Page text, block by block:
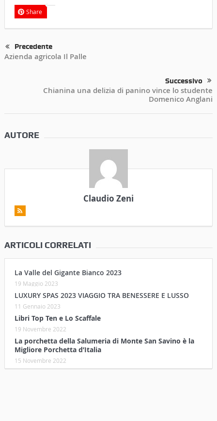
Share
Precedente
Azienda agricola Il Palle
Successivo
Chianina una delizia di panino vince lo studente
Domenico Anglani
AUTORE
Claudio Zeni
ARTICOLI CORRELATI
La Valle del Gigante Bianco 2023
19 Maggio 2023
LUXURY SPAS 2023 VIAGGIO TRA BENESSERE E LUSSO
11 Gennaio 2023
Libri Top Ten e Lo Scaffale
19 Novembre 2022
La porchetta della Salumeria di Monte San Savino è la
Migliore Porchetta d’Italia
15 Novembre 2022